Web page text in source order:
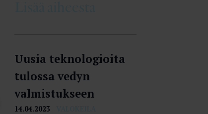
Uusia teknologioita
tulossa vedyn
valmistukseen
14.04.2023